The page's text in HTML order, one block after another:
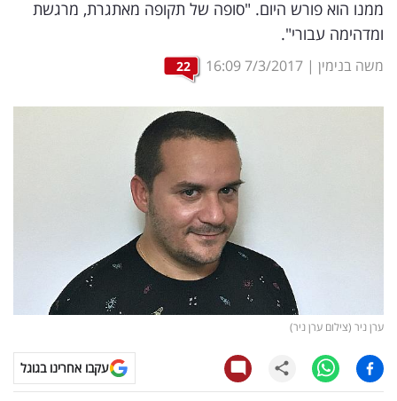
משפט
ומחקרים
עסקי
ממנו הוא פורש היום. "סופה של תקופה מאתגרת, מרגשת
ומדהימה עבורי".
משה בנימין |
7/3/2017
16:09
22
ערן ניר (צילום ערן ניר)
עקבו אחרינו בגוגל